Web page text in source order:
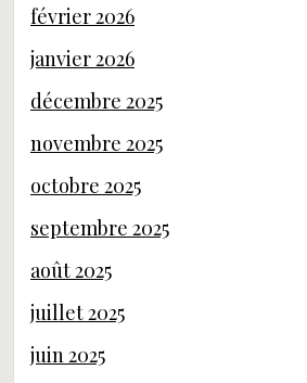
février 2026
janvier 2026
décembre 2025
novembre 2025
octobre 2025
septembre 2025
août 2025
juillet 2025
juin 2025